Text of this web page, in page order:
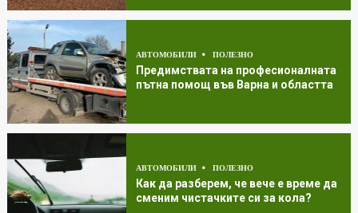
АВТОМОБИЛИ ПОЛЕЗНО
Предимствата на професионалната
пътна помощ във Варна и областта
АВТОМОБИЛИ ПОЛЕЗНО
Как да разберем, че вече е време да
сменим чистачките си за кола?